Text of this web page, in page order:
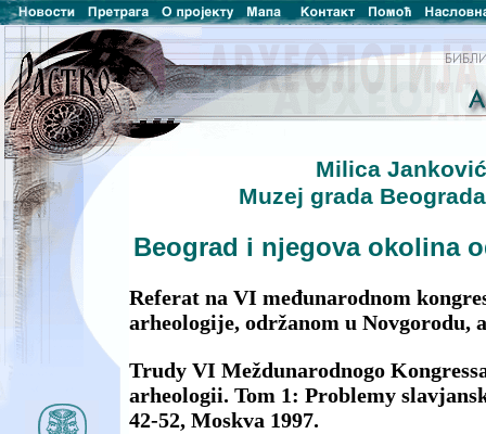
Milica Janković
Muzej grada
Beograd i njegova okolina
Referat na VI međunarodnom
arheologije, održanom u Novgorodu,
Trudy VI Meždunarodnogo
arheologii. Tom 1: Problemy
42-52, Moskva 1997.